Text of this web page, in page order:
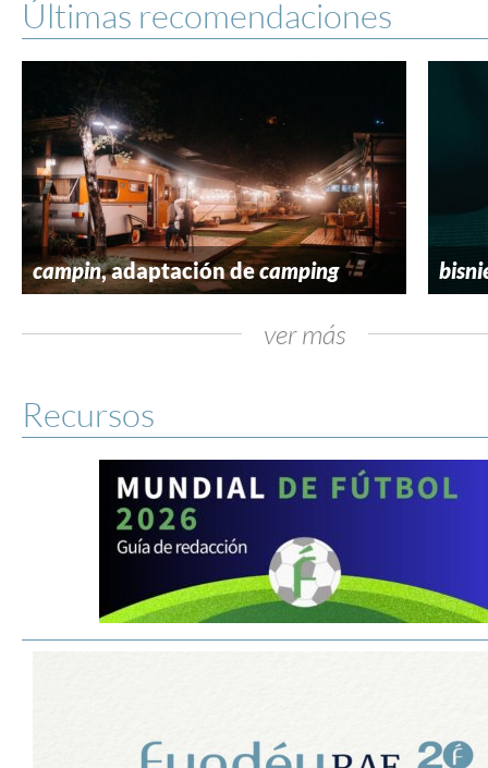
Últimas recomendaciones
campin, adaptación decamping
ver más
Recursos